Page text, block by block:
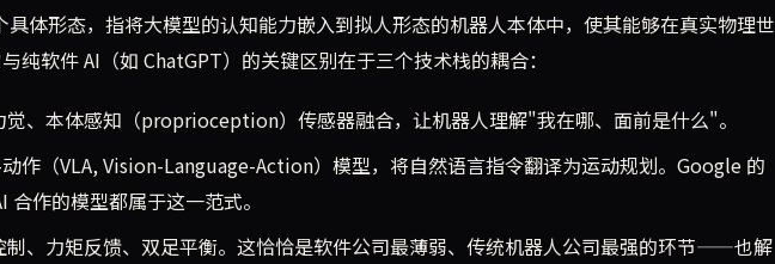
体形态，指将大模型的认知能力嵌入到拟人形态的机器人本体中，使其能够在真实物理世
纯软件 AI（如 ChatGPT）的关键区别在于三个技术栈的耦合：
觉、本体感知（proprioception）传感器融合，让机器人理解"我在哪、面前是什么"。
作（VLA, Vision-Language-Action）模型，将自然语言指令翻译为运动规划。Google 的
作的模型都属于这一范式。
制、力矩反馈、双足平衡。这恰恰是软件公司最薄弱、传统机器人公司最强的环节——也解